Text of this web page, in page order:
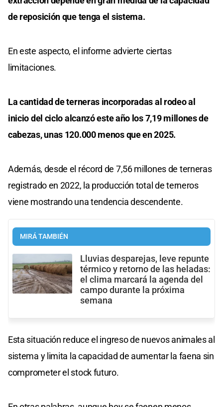
de reposición que tenga el sistema.
En este aspecto, el informe advierte ciertas
limitaciones.
La cantidad de terneras incorporadas al rodeo al
inicio del ciclo alcanzó este año los 7,19 millones de
cabezas, unas 120.000 menos que en 2025.
Además, desde el récord de 7,56 millones de terneras
registrado en 2022, la producción total de terneros
viene mostrando una tendencia descendente.
MIRÁ TAMBIÉN
Lluvias desparejas, leve repunte
térmico y retorno de las heladas:
el clima marcará la agenda del
campo durante la próxima
semana
Esta situación reduce el ingreso de nuevos animales al
sistema y limita la capacidad de aumentar la faena sin
comprometer el stock futuro.